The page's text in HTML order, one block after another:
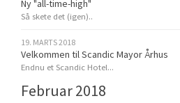
Ny "all-time-high"
Så skete det (igen)..
19. MARTS 2018
Velkommen til Scandic Mayor Århus
Endnu et Scandic Hotel...
Februar 2018